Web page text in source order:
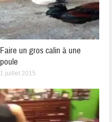
Faire un gros calin à une
poule
1 juillet 2015